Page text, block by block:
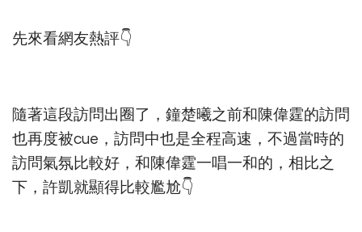
先來看網友熱評👇
隨著這段訪問出圈了，鐘楚曦之前和陳偉霆的訪問
也再度被cue，訪問中也是全程高速，不過當時的
訪問氣氛比較好，和陳偉霆一唱一和的，相比之
下，許凱就顯得比較尷尬👇